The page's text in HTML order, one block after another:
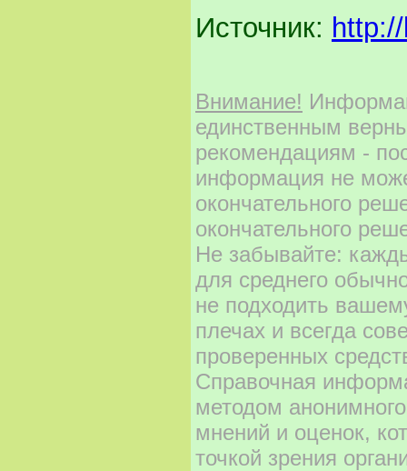
Источник:
Внимание!
единственным
рекомендациям -
информация не
окончательного
окончательного
Не забывайте:
для среднего
не подходить
плечах и всегда
проверенных
Справочная
методом
мнений и оценок,
точкой зрения